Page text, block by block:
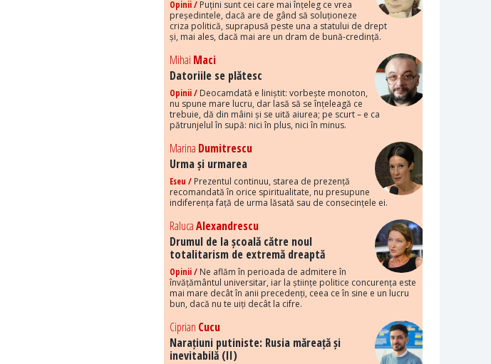
Opinii / Puțini sunt cei care mai înțeleg ce vrea
președintele, dacă are de gând să soluționeze
criza politică, suprapusă peste una a statului de drept
și, mai ales, dacă mai are un dram de bună-credință.
Mihai Maci
Datoriile se plătesc
Opinii / Deocamdată e liniștit: vorbește monoton,
nu spune mare lucru, dar lasă să se înțeleagă ce
trebuie, dă din mâini și se uită aiurea; pe scurt – e ca
pătrunjelul în supă: nici în plus, nici în minus.
Marina Dumitrescu
Urma și urmarea
Eseu / Prezentul continuu, starea de prezență
recomandată în orice spiritualitate, nu presupune
indiferența față de urma lăsată sau de consecințele ei.
RalucaAlexandrescu
Drumul de la școală către noul
totalitarism de extremă dreaptă
Opinii / Ne aflăm în perioada de admitere în
învățământul universitar, iar la științe politice concurența este
mai mare decât în anii precedenți, ceea ce în sine e un lucru
bun, dacă nu te uiți decât la cifre.
Ciprian Cucu
Narațiuni putiniste: Rusia măreață și
inevitabilă (II)